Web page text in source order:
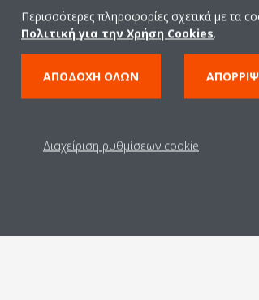
Περισσότερες πληροφορίες σχετικά με τα
Πολιτική για την Χρήση Cookies.
ΑΠΟΔΟΧΉ ΌΛΩΝ
Διαχείριση ρυθμίσεων cookie